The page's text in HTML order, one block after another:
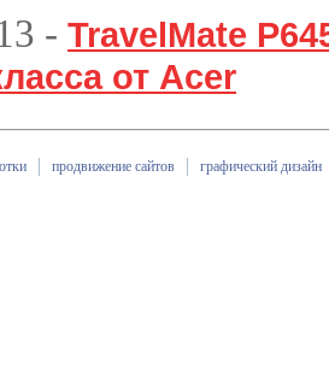
- TravelMate
от Acer
продвижение сайтов графический дизайн